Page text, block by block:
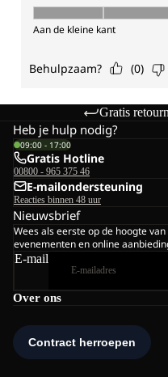
Gratis
Over ons
Heb je hulp nodig?
09:00 - 17:00
Gratis Hotline
00800 - 965 375 46
E-mailondersteuning
Reacties binnen 48 uur
Nieuwsbrief
Wees als eerste op de hoogte
evenementen en online
E-mail